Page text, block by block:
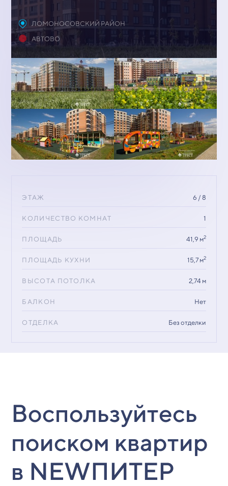
ЛОМОНОСОВСКИЙ РАЙОН
АВТОВО
ЭТАЖ 6 / 8
КОЛИЧЕСТВО КОМНАТ 1
ПЛОЩАДЬ 41,9 м2
ПЛОЩАДЬ КУХНИ 15,7 м2
ВЫСОТА ПОТОЛКА 2,74 м
БАЛКОН Нет
ОТДЕЛКА Без отделки
Воспользуйтесь
поиском квартир
в NEWПИТЕР